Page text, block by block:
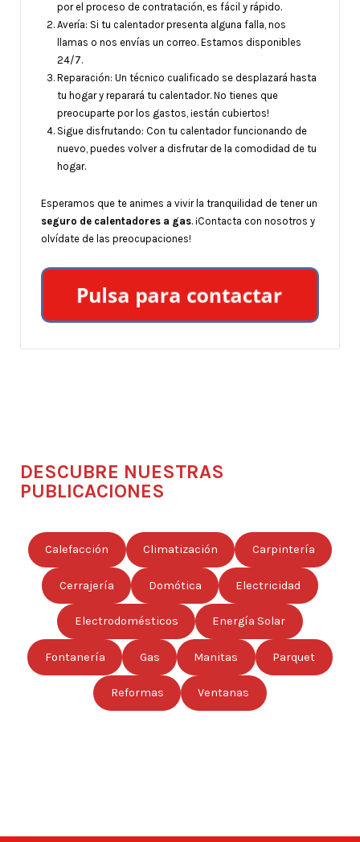
por el proceso de contratación, es fácil y rápido.
Avería: Si tu calentador presenta alguna falla, nos
llamas o nos envías un correo. Estamos disponibles
24/7.
Reparación: Un técnico cualificado se desplazará hasta
tu hogar y reparará tu calentador. No tienes que
preocuparte por los gastos, ¡están cubiertos!
Sigue disfrutando: Con tu calentador funcionando de
nuevo, puedes volver a disfrutar de la comodidad de tu
hogar.
Esperamos que te animes a vivir la tranquilidad de tener un
seguro de calentadores a gas. ¡Contacta con nosotros y
olvídate de las preocupaciones!
DESCUBRE NUESTRAS
PUBLICACIONES
Calefacción Climatización Carpintería
Cerrajería Domótica Electricidad
Electrodomésticos Energía Solar
Fontanería Gas Manitas Parquet
Reformas Ventanas